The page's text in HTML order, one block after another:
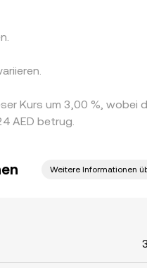
Kurs um 3,00 %, wobei
AED betrug.
Weitere Informationen